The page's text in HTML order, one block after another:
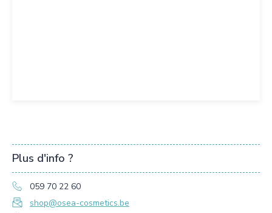
Plus d'info ?
059 70 22 60
shop@osea-cosmetics.be